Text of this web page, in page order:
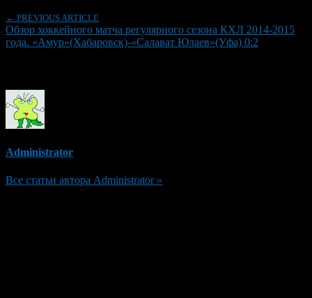
← PREVIOUS ARTICLE
Обзор хоккейного матча регулярного сезона КХЛ 2014-2015
года. «Амур»(Хабаровск)-«Салават Юлаев»(Уфа) 0:2
Administrator
Все статьи автора Administrator »